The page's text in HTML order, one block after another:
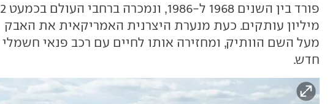
פורד בין השנים 1968 ל-1986, ונמכרה ברחבי העולם בכמעט 2
מיליון עותקים. כעת מנערת היצרנית האמריקאית את האבק
מעל השם הוותיק, ומחזירה אותו לחיים עם רכב פנאי חשמלי
חדש.